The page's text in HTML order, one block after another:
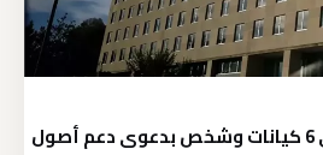
واشنطن تفرض عقوبات على 6 كيانات وشخص بدعوى دعم أصول